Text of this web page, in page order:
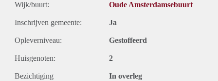
Wijk/buurt: Oude Amsterdamsebuurt
Inschrijven gemeente: Ja
Opleverniveau: Gestoffeerd
Huisgenoten: 2
Bezichtiging In overleg